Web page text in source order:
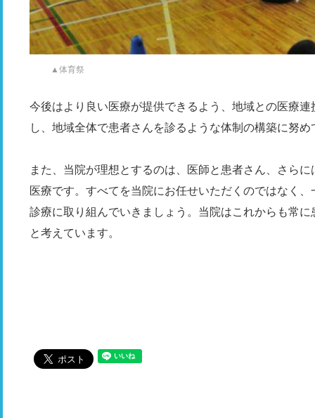
▲体育祭
今後はより良い医療が提供できるよう、地域との医療
し、地域全体で患者さんを診るような体制の構築に努め
また、当院が理想とするのは、医師と患者さん、さら
医療です。すべてを当院にお任せいただくのではなく
診療に取り組んでいきましょう。当院はこれからも常
と考えています。